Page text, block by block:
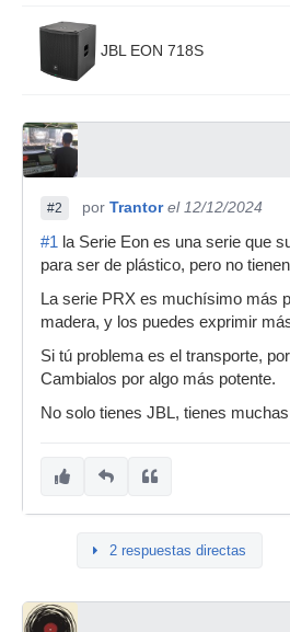
JBL EON 718S
#2 por Trantor el 12/12/2024
#1 la Serie Eon es una serie que
para ser de plástico, pero no
La serie PRX es muchísimo más
madera, y los puedes exprimir
Si tú problema es el transporte,
Cambialos por algo más potente.
No solo tienes JBL, tienes
2 respuestas directas